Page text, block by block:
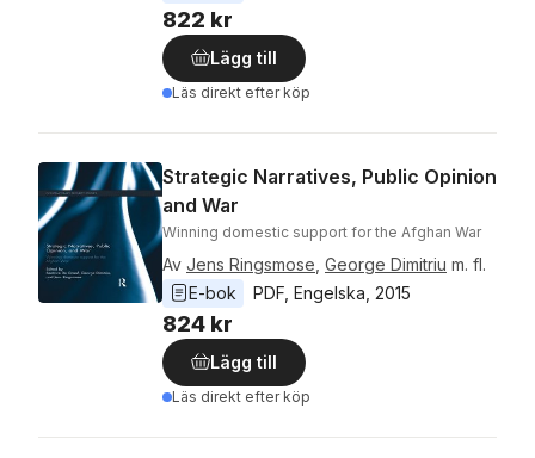
822 kr
Lägg till
Läs direkt efter köp
Strategic Narratives, Public Opinion
and War
Winning domestic support for the Afghan War
Av Jens Ringsmose George Dimitriu m. fl.
E-bok
PDF Engelska 2015
824 kr
Lägg till
Läs direkt efter köp